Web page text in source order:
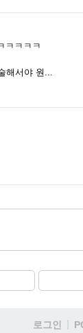
ㅋㅋㅋㅋ
해서야 원...
로그인